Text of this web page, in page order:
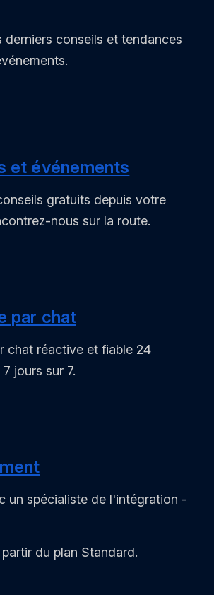
derniers conseils et tendances
et événements
gratuits depuis votre
nous sur la route.
par chat
chat réactive et fiable 24
jours sur 7.
un spécialiste de l'intégration -
du plan Standard.